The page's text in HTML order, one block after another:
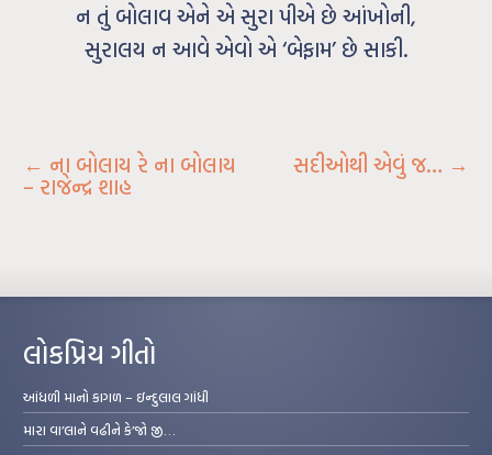
ન તું બોલાવ એને એ સુરા પીએ છે આંખોની,
સુરાલય ન આવે એવો એ ‘બેફામ’ છે સાકી.
← ના બોલાય રે ના બોલાય
– રાજેન્દ્ર શાહ
સદીઓથી એવું જ… →
લોકપ્રિય ગીતો
આંધળી માનો કાગળ – ઇન્દુલાલ ગાંધી
મારા વા’લાને વઢીને કે’જો જી…